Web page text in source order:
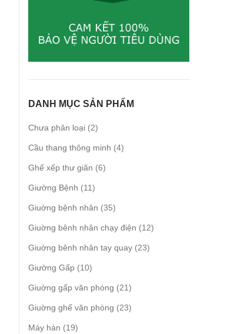
DANH MỤC SẢN PHẨM
Chưa phân loại 22
Cầu thang thông minh 44
Ghế xếp thư giãn 66
Giường Bệnh 1111
Giuờng bệnh nhân 3535
Giuờng bênh nhân chạy điện 1212
Giuờng bênh nhân tay quay 2323
Giường Gấp 1010
Giuờng gấp văn phòng 2121
Giuờng ghế văn phòng 2323
Máy hàn 1919